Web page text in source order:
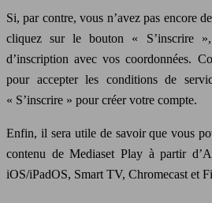
Si, par contre, vous n’avez pas encore
cliquez sur le bouton « S’inscrire
d’inscription avec vos coordonnées.
pour accepter les conditions de
« S’inscrire » pour créer votre compte.
Enfin, il sera utile de savoir que vous
contenu de Mediaset Play à partir
iOS/iPadOS, Smart TV, Chromecast et